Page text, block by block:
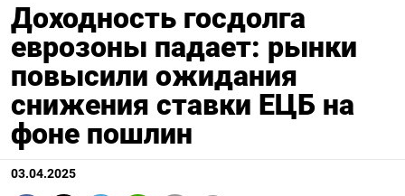
Доходность госдолга
еврозоны падает: рынки
повысили ожидания
снижения ставки ЕЦБ на
фоне пошлин
03.04.2025